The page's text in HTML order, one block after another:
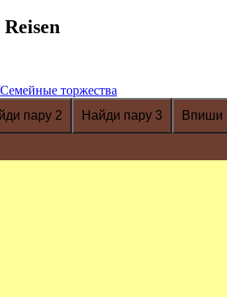
торжества
пару 2 Найди пару 3 Впиши